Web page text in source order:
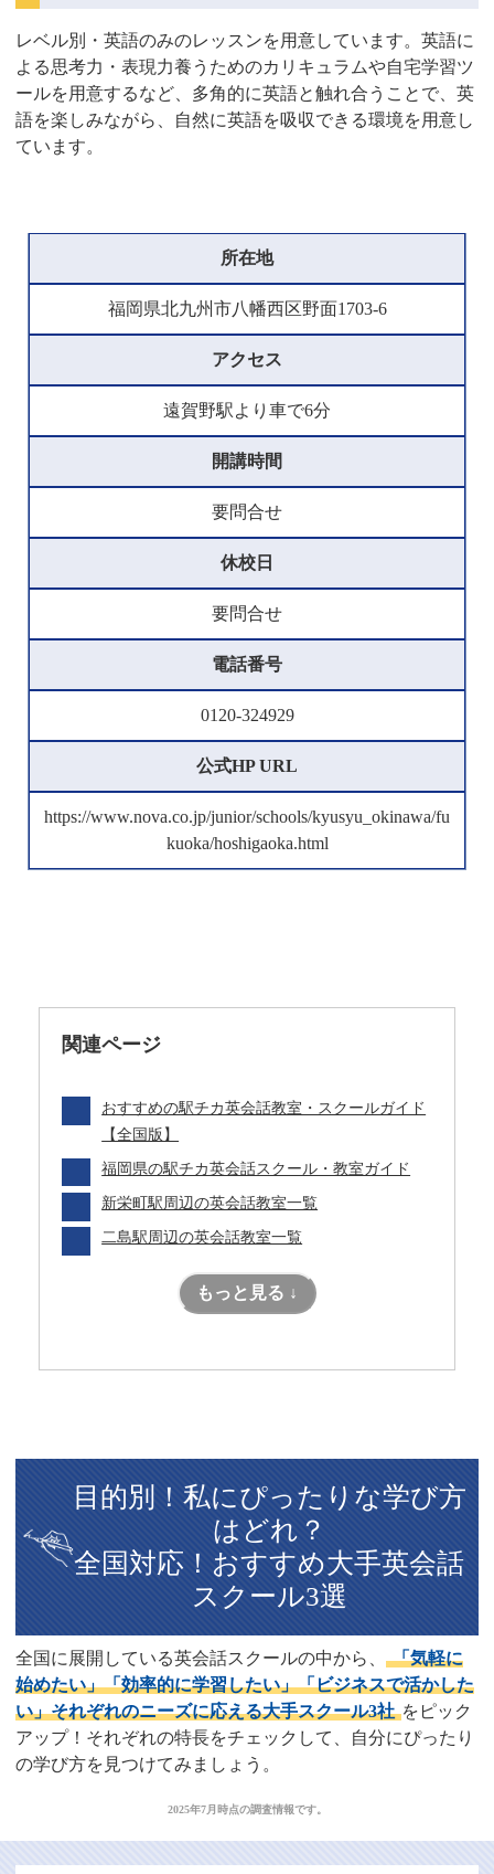
レベル別・英語のみのレッスンを用意しています。英語に
よる思考力・表現力養うためのカリキュラムや自宅学習ツ
ールを用意するなど、多角的に英語と触れ合うことで、英
語を楽しみながら、自然に英語を吸収できる環境を用意し
ています。
所在地
福岡県北九州市八幡西区野面1703-6
アクセス
遠賀野駅より車で6分
開講時間
要問合せ
休校日
要問合せ
電話番号
0120-324929
公式HP URL
https://www.nova.co.jp/junior/schools/kyusyu_okinawa/fu
kuoka/hoshigaoka.html
関連ページ
おすすめの駅チカ英会話教室・スクールガイド
【全国版】
福岡県の駅チカ英会話スクール・教室ガイド
新栄町駅周辺の英会話教室一覧
二島駅周辺の英会話教室一覧
もっと見る ↓
目的別！私にぴったりな学び方
はどれ？
全国対応！おすすめ大手英会話
スクール3選
全国に展開している英会話スクールの中から、 「気軽に
始めたい」「効率的に学習したい」「ビジネスで活かした
い」それぞれのニーズに応える大手スクール3社 をピック
アップ！それぞれの特長をチェックして、自分にぴったり
の学び方を見つけてみましょう。
2025年7月時点の調査情報です。